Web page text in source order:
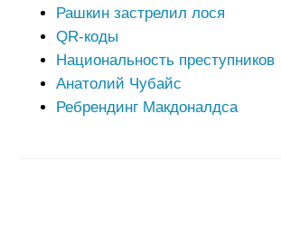
Рашкин застрелил лося
QR-коды
Национальность преступников
Анатолий Чубайс
Ребрендинг Макдоналдса